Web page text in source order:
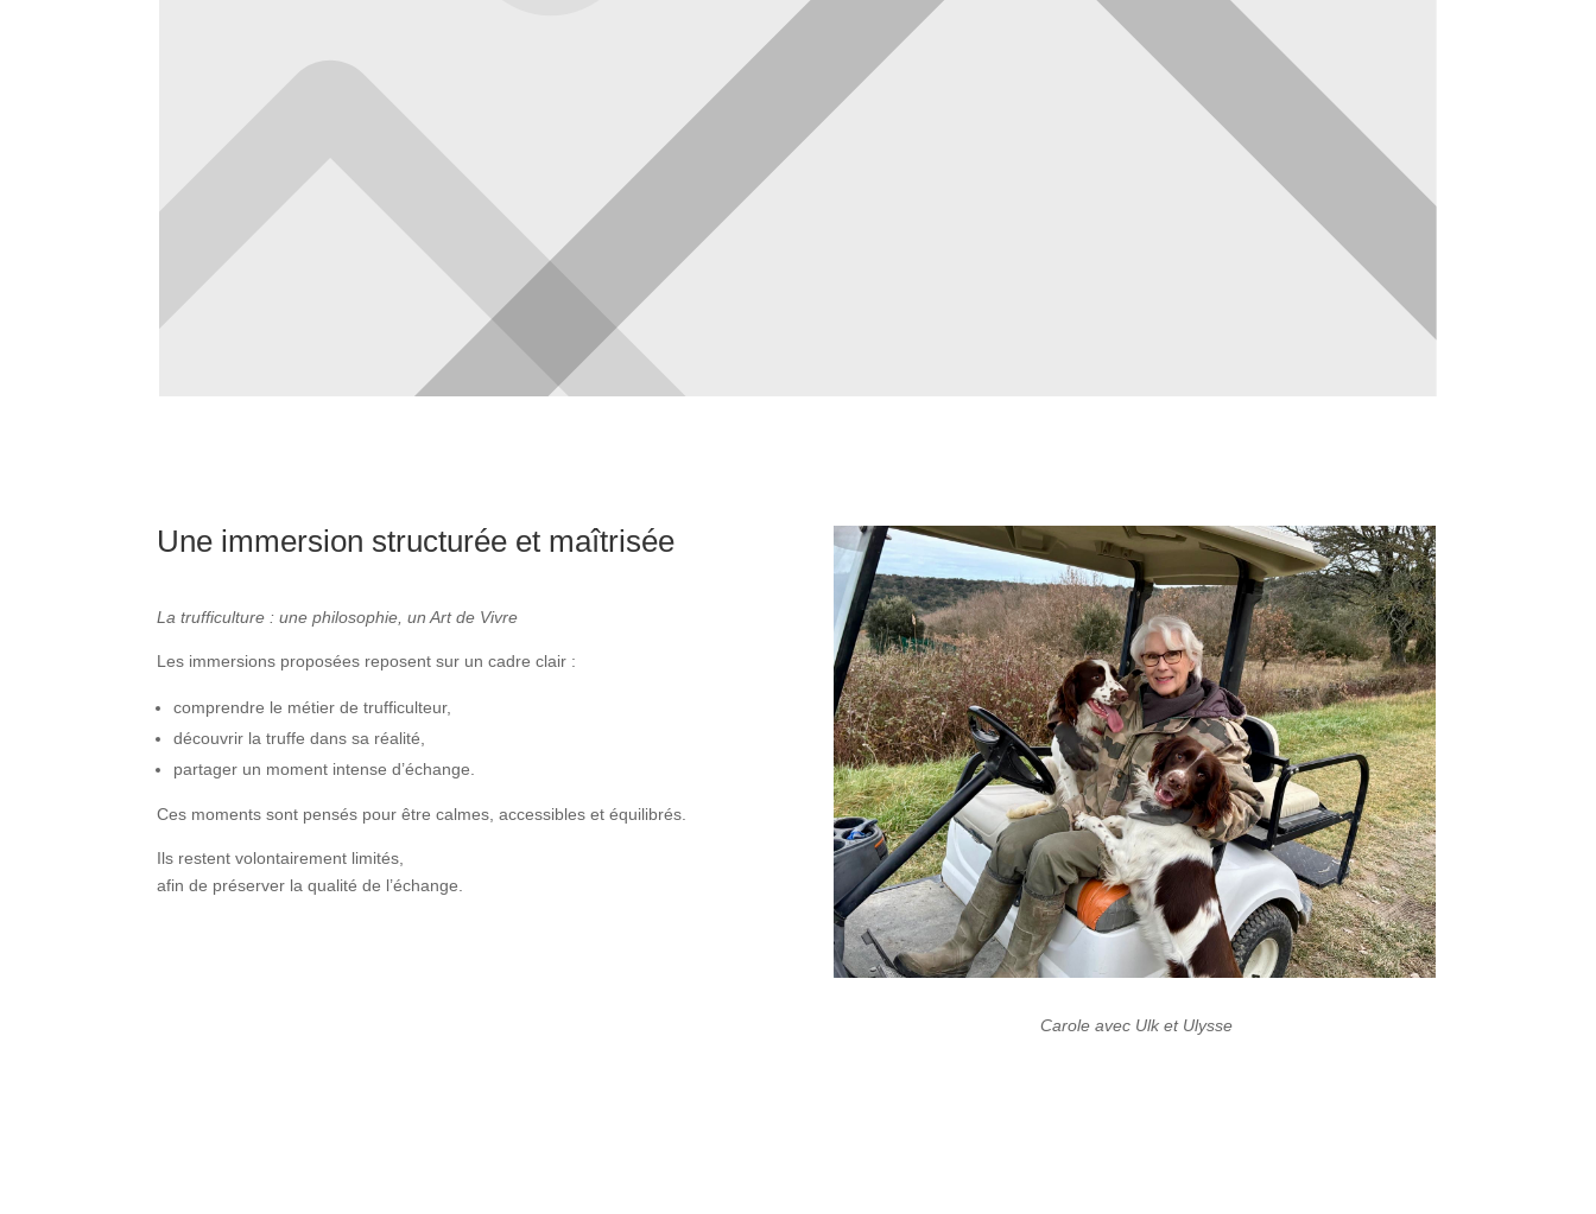
Une immersion structurée et maîtrisée
La trufficulture : une philosophie, un Art de Vivre
Les immersions proposées reposent sur un cadre clair :
comprendre le métier de trufficulteur,
découvrir la truffe dans sa réalité,
partager un moment intense d’échange.
Ces moments sont pensés pour être calmes, accessibles et équilibrés.
Ils restent volontairement limités,
afin de préserver la qualité de l’échange.
Carole avec Ulk et Ulysse